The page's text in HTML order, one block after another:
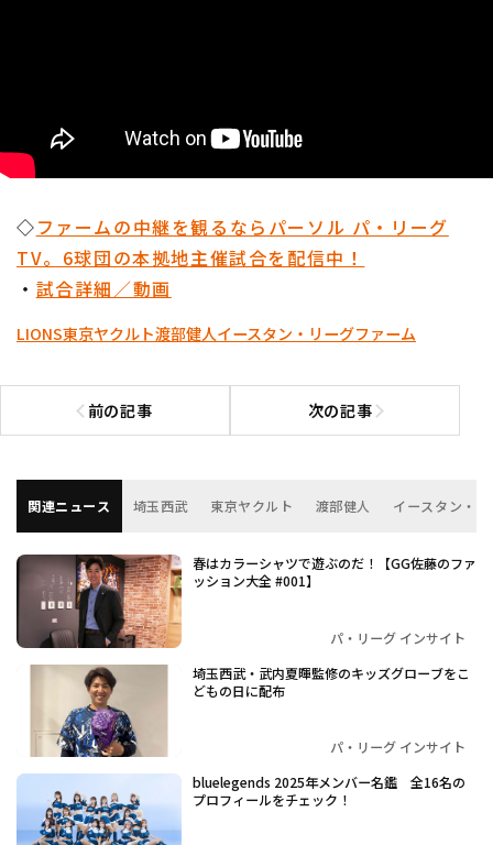
◇ファームの中継を観るならパーソル パ・リーグ
TV。6球団の本拠地主催試合を配信中！
・ 試合詳細／動画
LIONS東京ヤクルト渡部健人イースタン・リーグファーム
前の記事
前の記事へ 次の記事次の記事へ
関連ニュース 埼玉西武 東京ヤクルト 渡部健人 イースタン・
春はカラーシャツで遊ぶのだ！【GG佐藤のファ
ッション大全 #001】
パ・リーグ インサイト
埼玉西武・武内夏暉監修のキッズグローブをこ
どもの日に配布
パ・リーグ インサイト
bluelegends 2025年メンバー名鑑 全16名の
プロフィールをチェック！